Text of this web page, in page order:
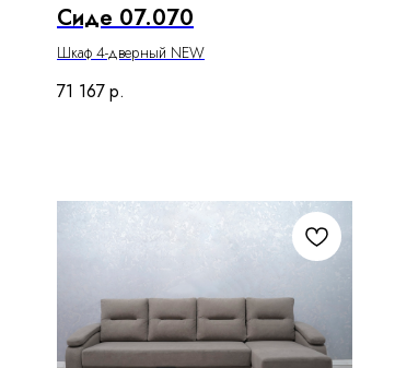
Сиде 07.070
Шкаф 4-дверный NEW
71 167р.